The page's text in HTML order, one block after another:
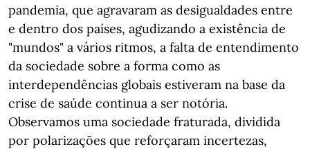
pandemia, que agravaram as desigualdades entre
e dentro dos países, agudizando a existência de
"mundos" a vários ritmos, a falta de entendimento
da sociedade sobre a forma como as
interdependências globais estiveram na base da
crise de saúde continua a ser notória.
Observamos uma sociedade fraturada, dividida
por polarizações que reforçaram incertezas,